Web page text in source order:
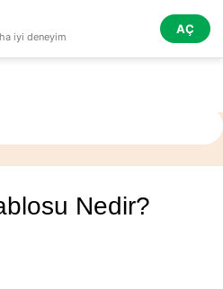
iyi deneyim
AÇ
Nedir?